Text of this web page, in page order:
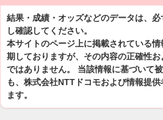
結果・成績・オッズなどのデータは、
し確認してください。
本サイトのページ上に掲載されている
期しておりますが、その内容の正確性
ではありません。 当該情報に基づいて
も、株式会社NTTドコモおよび情報提
ます。